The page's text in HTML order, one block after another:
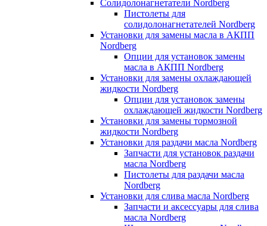
Солидолонагнетатели Nordberg
Пистолеты для
солидолонагнетателей Nordberg
Установки для замены масла в АКПП
Nordberg
Опции для установок замены
масла в АКПП Nordberg
Установки для замены охлаждающей
жидкости Nordberg
Опции для установок замены
охлаждающей жидкости Nordberg
Установки для замены тормозной
жидкости Nordberg
Установки для раздачи масла Nordberg
Запчасти для установок раздачи
масла Nordberg
Пистолеты для раздачи масла
Nordberg
Установки для слива масла Nordberg
Запчасти и аксессуары для слива
масла Nordberg